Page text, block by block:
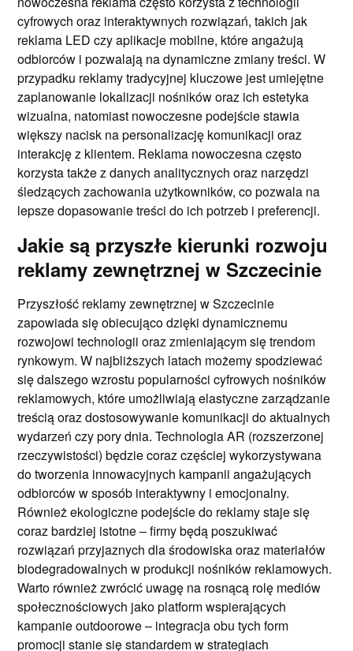
cyfrowych oraz interaktywnych rozwiązań, takich jak
reklama LED czy aplikacje mobilne, które angażują
odbiorców i pozwalają na dynamiczne zmiany treści. W
przypadku reklamy tradycyjnej kluczowe jest umiejętne
zaplanowanie lokalizacji nośników oraz ich estetyka
wizualna, natomiast nowoczesne podejście stawia
większy nacisk na personalizację komunikacji oraz
interakcję z klientem. Reklama nowoczesna często
korzysta także z danych analitycznych oraz narzędzi
śledzących zachowania użytkowników, co pozwala na
lepsze dopasowanie treści do ich potrzeb i preferencji.
Jakie są przyszłe kierunki rozwoju
reklamy zewnętrznej w Szczecinie
Przyszłość reklamy zewnętrznej w Szczecinie
zapowiada się obiecująco dzięki dynamicznemu
rozwojowi technologii oraz zmieniającym się trendom
rynkowym. W najbliższych latach możemy spodziewać
się dalszego wzrostu popularności cyfrowych nośników
reklamowych, które umożliwiają elastyczne zarządzanie
treścią oraz dostosowywanie komunikacji do aktualnych
wydarzeń czy pory dnia. Technologia AR (rozszerzonej
rzeczywistości) będzie coraz częściej wykorzystywana
do tworzenia innowacyjnych kampanii angażujących
odbiorców w sposób interaktywny i emocjonalny.
Również ekologiczne podejście do reklamy staje się
coraz bardziej istotne – firmy będą poszukiwać
rozwiązań przyjaznych dla środowiska oraz materiałów
biodegradowalnych w produkcji nośników reklamowych.
Warto również zwrócić uwagę na rosnącą rolę mediów
społecznościowych jako platform wspierających
kampanie outdoorowe – integracja obu tych form
promocji stanie się standardem w strategiach